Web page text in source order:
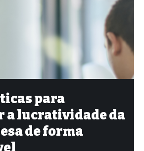
para
a lucratividade da
de forma